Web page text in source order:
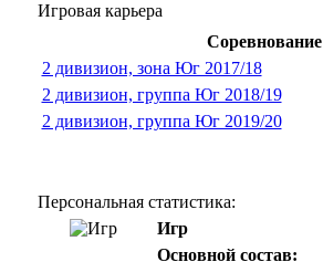
Игровая карьера
Соревнование
2 дивизион, зона Юг 2017/18
2 дивизион, группа Юг 2018/19
2 дивизион, группа Юг 2019/20
Персональная статистика:
Игр
Основной состав: